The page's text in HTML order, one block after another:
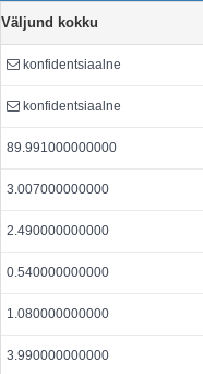
Väljund kokku
konfidentsiaalne
konfidentsiaalne
89.991000000000
3.007000000000
2.490000000000
0.540000000000
1.080000000000
3.990000000000